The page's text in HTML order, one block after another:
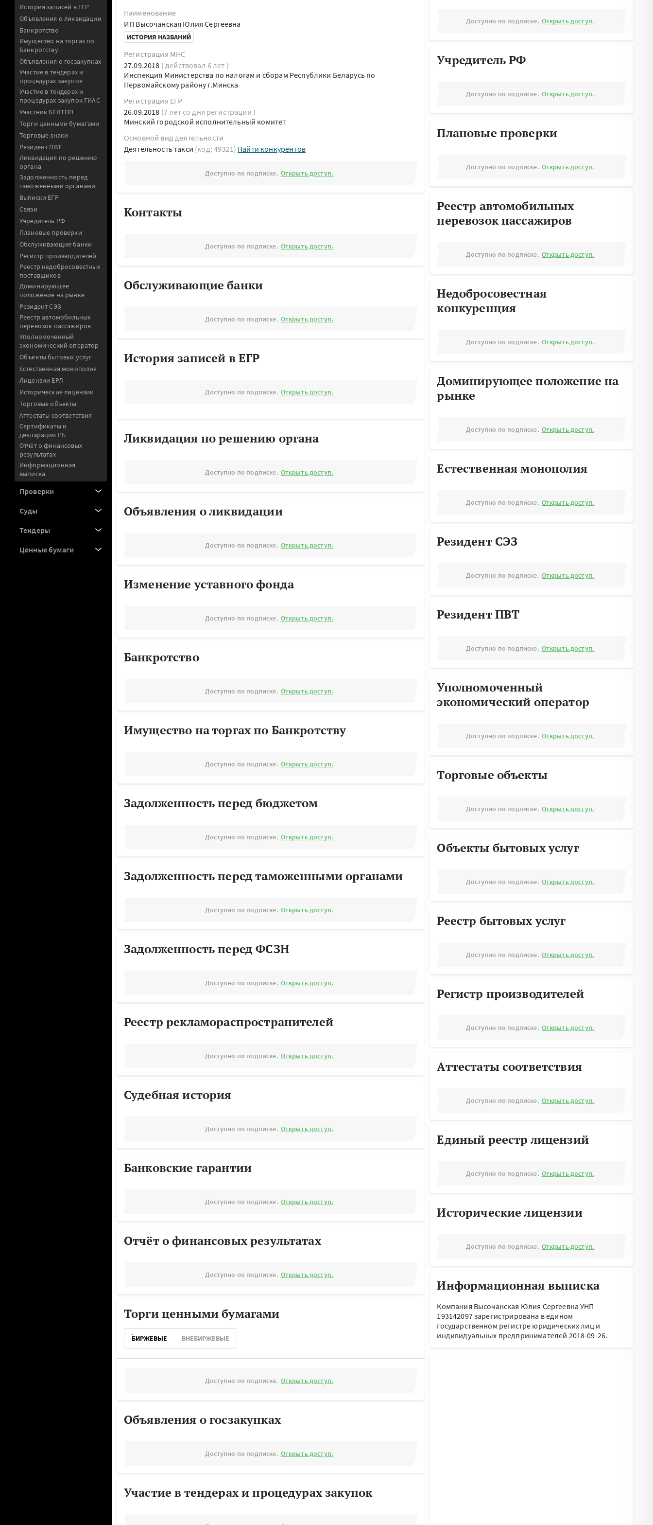
История записей в ЕГР
Объявления о ликвидации
Банкротство
Имущество на торгах по
Банкротству
Объявления о госзакупках
Участие в тендерах и
процедурах закупок
Участие в тендерах и
процедурах закупок ГИАС
Участник БЕЛТПП
Торги ценными бумагами
Торговые знаки
Резидент ПВТ
Ликвидация по решению
органа
Задолженность перед
таможенными органами
Выписки ЕГР
Связи
Учредитель РФ
Плановые проверки
Обслуживающие банки
Регистр производителей
Реестр недобросовестных
поставщиков
Доминирующее
положение на рынке
Резидент СЭЗ
Реестр автомобильных
перевозок пассажиров
Уполномоченный
экономический оператор
Объекты бытовых услуг
Естественная монополия
Лицензии ЕРЛ
Исторические лицензии
Торговые объекты
Аттестаты соответствия
Сертификаты и
декларации РБ
Отчёт о финансовых
результатах
Информационная
выписка
Проверки
Суды
Тендеры
Ценные бумаги
Наименование
ИП Высочанская Юлия Сергеевна
ИСТОРИЯ НАЗВАНИЙ
Регистрация МНС
27.09.2018 ( действовал 6 лет )
Инспекция Министерства по налогам и сборам Республики Беларусь по
Первомайскому району г.Минска
Регистрация ЕГР
26.09.2018 (7 лет со дня регистрации )
Минский городской исполнительный комитет
Основной вид деятельности
Деятельность такси (код: 49321) Найти конкурентов
Доступно по подписке. Открыть доступ.
Контакты
Доступно по подписке. Открыть доступ.
Обслуживающие банки
Доступно по подписке. Открыть доступ.
История записей в ЕГР
Доступно по подписке. Открыть доступ.
Ликвидация по решению органа
Доступно по подписке. Открыть доступ.
Объявления о ликвидации
Доступно по подписке. Открыть доступ.
Изменение уставного фонда
Доступно по подписке. Открыть доступ.
Банкротство
Доступно по подписке. Открыть доступ.
Имущество на торгах по Банкротству
Доступно по подписке. Открыть доступ.
Задолженность перед бюджетом
Доступно по подписке. Открыть доступ.
Задолженность перед таможенными органами
Доступно по подписке. Открыть доступ.
Задолженность перед ФСЗН
Доступно по подписке. Открыть доступ.
Реестр рекламораспространителей
Доступно по подписке. Открыть доступ.
Судебная история
Доступно по подписке. Открыть доступ.
Банковские гарантии
Доступно по подписке. Открыть доступ.
Отчёт о финансовых результатах
Доступно по подписке. Открыть доступ.
Торги ценными бумагами
БИРЖЕВЫЕ ВНЕБИРЖЕВЫЕ
Доступно по подписке. Открыть доступ.
Объявления о госзакупках
Доступно по подписке. Открыть доступ.
Участие в тендерах и процедурах закупок
Доступно по подписке. Открыть доступ.
Учредитель РФ
Доступно по подписке. Открыть доступ.
Плановые проверки
Доступно по подписке. Открыть доступ.
Реестр автомобильных
перевозок пассажиров
Доступно по подписке. Открыть доступ.
Недобросовестная
конкуренция
Доступно по подписке. Открыть доступ.
Доминирующее положение на
рынке
Доступно по подписке. Открыть доступ.
Естественная монополия
Доступно по подписке. Открыть доступ.
Резидент СЭЗ
Доступно по подписке. Открыть доступ.
Резидент ПВТ
Доступно по подписке. Открыть доступ.
Уполномоченный
экономический оператор
Доступно по подписке. Открыть доступ.
Торговые объекты
Доступно по подписке. Открыть доступ.
Объекты бытовых услуг
Доступно по подписке. Открыть доступ.
Реестр бытовых услуг
Доступно по подписке. Открыть доступ.
Регистр производителей
Доступно по подписке. Открыть доступ.
Аттестаты соответствия
Доступно по подписке. Открыть доступ.
Единый реестр лицензий
Доступно по подписке. Открыть доступ.
Исторические лицензии
Доступно по подписке. Открыть доступ.
Информационная выписка
Компания Высочанская Юлия Сергеевна УНП
193142097 зарегистрирована в едином
государственном регистре юридических лиц и
индивидуальных предпринимателей 2018-09-26.